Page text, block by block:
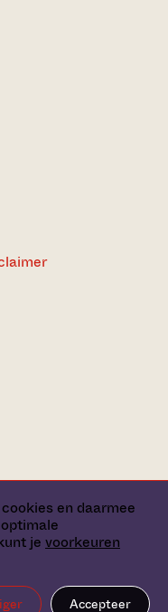
en daarmee
je voorkeuren
Accepteer